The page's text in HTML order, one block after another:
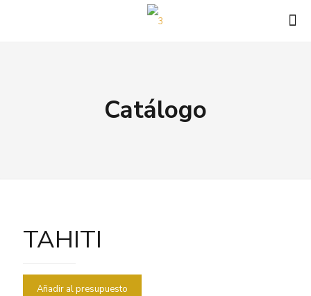
Catálogo
TAHITI
Añadir al presupuesto